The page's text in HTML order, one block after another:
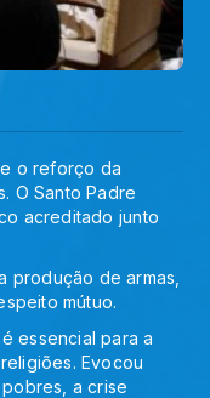
o reforço da
O Santo Padre
acreditado junto
produção de armas,
mútuo.
essencial para a
Evocou
a crise